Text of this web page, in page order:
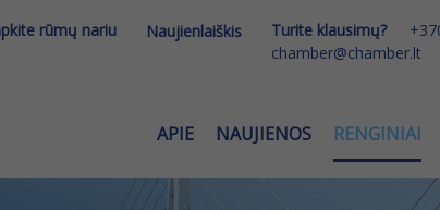
rūmų nariu Naujienlaiškis Turite klausimų?
chamber@chamber.lt
APIE NAUJIENOS RENGINIAI